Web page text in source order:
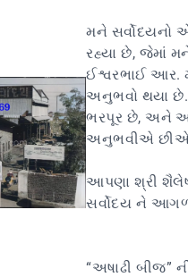
મને સર્વોદયનો
રહ્યા છે, જેમાં
ઈશ્વરભાઈ આર.
અનુભવો થયા છે.
ભરપૂર છે, અને
અનુભવીએ
આપણા શ્રી
સર્વોદય ને
“અષાઢી બીજ”